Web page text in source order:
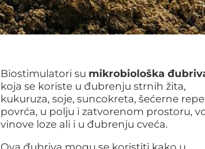
Biostimulatori su mikrobiološka
koja se koriste u đubrenju strnih žita,
kukuruza, soje, suncokreta, šećerne
povrća, u polju i zatvorenom prostoru,
vinove loze ali i u đubrenju cveća.